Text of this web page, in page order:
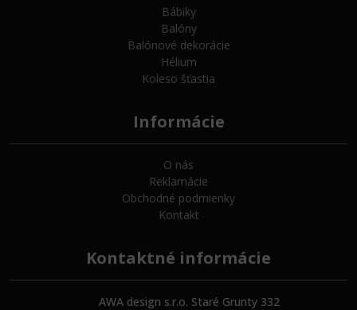
Bábiky
Balóny
Balónové dekorácie
Hélium
Koleso šťastia
Informácie
O nás
Reklamácie
Obchodné podmienky
Kontakt
Kontaktné informácie
AWA design s.r.o. Staré Grunty 332